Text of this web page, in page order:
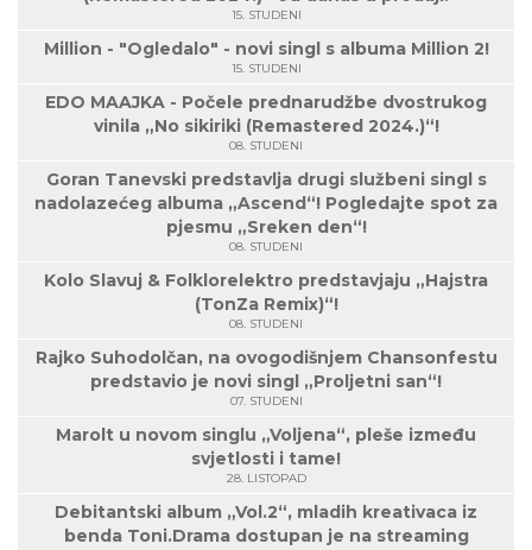
15. STUDENI
Million - "Ogledalo" - novi singl s albuma Million 2!
15. STUDENI
EDO MAAJKA - Počele prednarudžbe dvostrukog
vinila „No sikiriki (Remastered 2024.)“!
08. STUDENI
Goran Tanevski predstavlja drugi službeni singl s
nadolazećeg albuma „Ascend“! Pogledajte spot za
pjesmu „Sreken den“!
08. STUDENI
Kolo Slavuj & Folklorelektro predstavjaju „Hajstra
(TonZa Remix)“!
08. STUDENI
Rajko Suhodolčan, na ovogodišnjem Chansonfestu
predstavio je novi singl „Proljetni san“!
07. STUDENI
Marolt u novom singlu „Voljena“, pleše između
svjetlosti i tame!
28. LISTOPAD
Debitantski album „Vol.2“, mladih kreativaca iz
benda Toni.Drama dostupan je na streaming